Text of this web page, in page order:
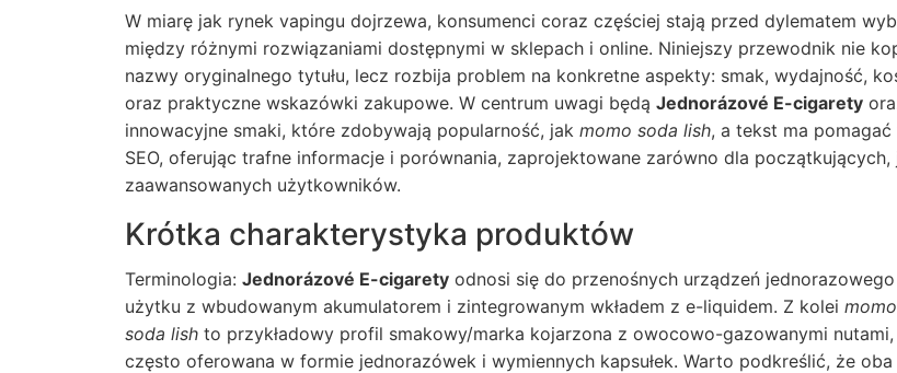
W miarę jak rynek vapingu dojrzewa, konsumenci coraz częściej stają przed dylematem
między różnymi rozwiązaniami dostępnymi w sklepach i online. Niniejszy przewodnik nie
nazwy oryginalnego tytułu, lecz rozbija problem na konkretne aspekty: smak, wydajność,
oraz praktyczne wskazówki zakupowe. W centrum uwagi będą Jednorázové E-cigarety
innowacyjne smaki, które zdobywają popularność, jak momo soda lish, a tekst ma pomagać
SEO, oferując trafne informacje i porównania, zaprojektowane zarówno dla początkujących,
zaawansowanych użytkowników.
Krótka charakterystyka produktów
Terminologia: Jednorázové E-cigarety odnosi się do przenośnych urządzeń jednorazowego
użytku z wbudowanym akumulatorem i zintegrowanym wkładem z e-liquidem. Z kolei momo
soda lish to przykładowy profil smakowy/marka kojarzona z owocowo-gazowanymi nutami,
często oferowana w formie jednorazówek i wymiennych kapsułek. Warto podkreślić, że oba